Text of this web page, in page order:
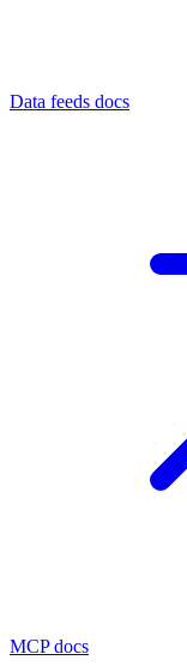
Data feeds docs
MCP docs